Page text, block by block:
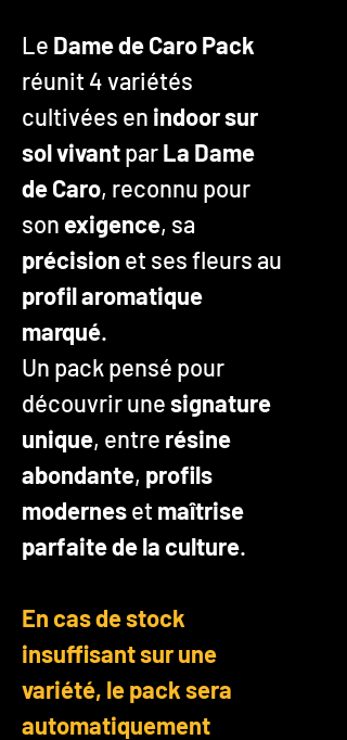
Le Dame de Caro Pack
réunit 4 variétés
cultivées en indoor sur
sol vivantparLa Dame
de Caro, reconnu pour
son exigence, sa
précision et ses fleurs au
profil aromatique
marqué.
Un pack pensé pour
découvrir unesignature
unique, entre résine
abondante, profils
moderneset maîtrise
parfaite de la culture.
En cas de stock
insuffisant sur une
variété, le pack sera
automatiquement